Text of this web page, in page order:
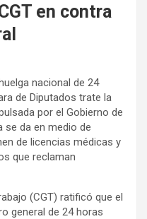
en contra
nacional de 24
de Diputados trate la
por el Gobierno de
se da en medio de
de licencias médicas y
que reclaman
(CGT) ratificó que el
general de 24 horas